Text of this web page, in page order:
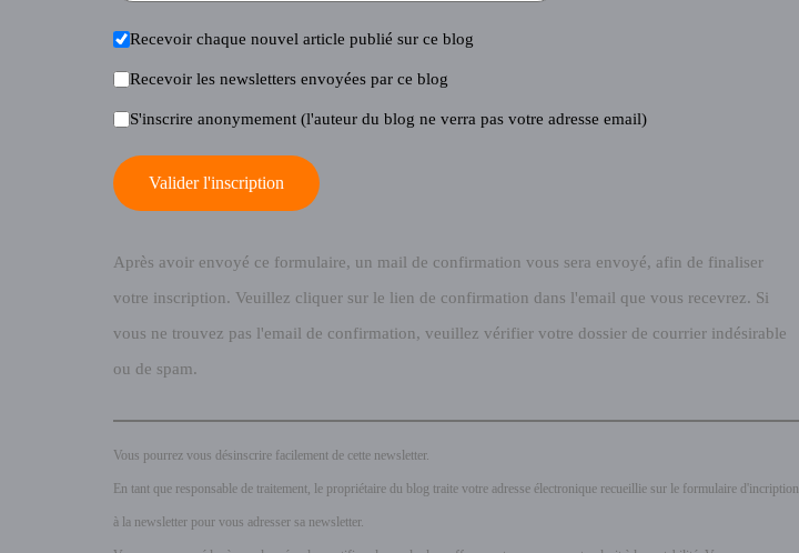
Recevoir chaque nouvel article publié sur ce blog
Recevoir les newsletters envoyées par ce blog
S'inscrire anonymement (l'auteur du blog ne verra pas votre adresse email)
Valider l'inscription
Après avoir envoyé ce formulaire, un mail de confirmation vous sera envoyé, afin de finaliser
votre inscription. Veuillez cliquer sur le lien de confirmation dans l'email que vous recevrez. Si
vous ne trouvez pas l'email de confirmation, veuillez vérifier votre dossier de courrier indésirable
ou de spam.
Vous pourrez vous désinscrire facilement de cette newsletter.
En tant que responsable de traitement, le propriétaire du blog traite votre adresse électronique recueillie sur le formulaire d'incription
à la newsletter pour vous adresser sa newsletter.